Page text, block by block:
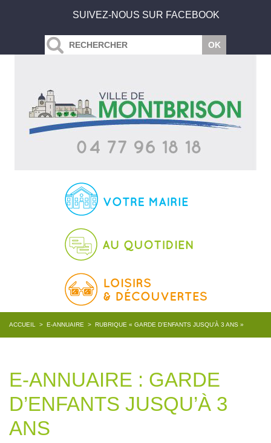
SUIVEZ-NOUS SUR FACEBOOK
ACCUEIL > E-ANNUAIRE > RUBRIQUE « GARDE D’ENFANTS JUSQU’À 3 ANS »
E-ANNUAIRE : GARDE
D’ENFANTS JUSQU’À 3
ANS